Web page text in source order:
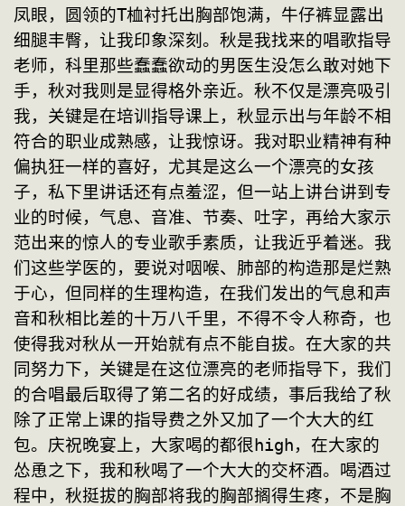
凤眼，圆领的T桖衬托出胸部饱满，牛仔裤显露出
细腿丰臀，让我印象深刻。秋是我找来的唱歌指导
老师，科里那些蠢蠢欲动的男医生没怎么敢对她下
手，秋对我则是显得格外亲近。秋不仅是漂亮吸引
我，关键是在培训指导课上，秋显示出与年龄不相
符合的职业成熟感，让我惊讶。我对职业精神有种
偏执狂一样的喜好，尤其是这么一个漂亮的女孩
子，私下里讲话还有点羞涩，但一站上讲台讲到专
业的时候，气息、音准、节奏、吐字，再给大家示
范出来的惊人的专业歌手素质，让我近乎着迷。我
们这些学医的，要说对咽喉、肺部的构造那是烂熟
于心，但同样的生理构造，在我们发出的气息和声
音和秋相比差的十万八千里，不得不令人称奇，也
使得我对秋从一开始就有点不能自拔。在大家的共
同努力下，关键是在这位漂亮的老师指导下，我们
的合唱最后取得了第二名的好成绩，事后我给了秋
除了正常上课的指导费之外又加了一个大大的红
包。庆祝晚宴上，大家喝的都很high，在大家的
怂恿之下，我和秋喝了一个大大的交杯酒。喝酒过
程中，秋挺拔的胸部将我的胸部搁得生疼，不是胸